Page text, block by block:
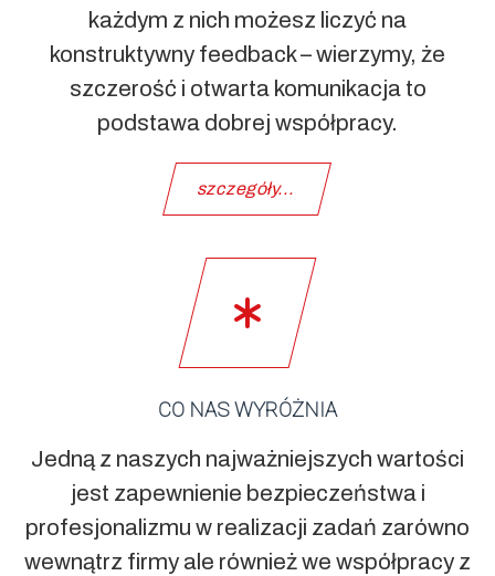
każdym z nich możesz liczyć na
konstruktywny feedback – wierzymy, że
szczerość i otwarta komunikacja to
podstawa dobrej współpracy.
szczegóły...
CO NAS WYRÓŻNIA
Jedną z naszych najważniejszych wartości
jest zapewnienie bezpieczeństwa i
profesjonalizmu w realizacji zadań zarówno
wewnątrz firmy ale również we współpracy z